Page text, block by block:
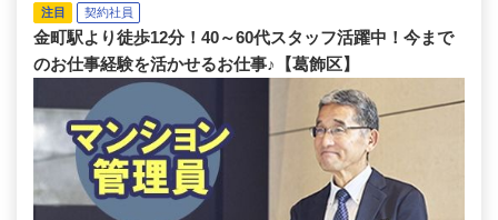
注目 契約社員
金町駅より徒歩12分！40～60代スタッフ活躍中！今まで
のお仕事経験を活かせるお仕事♪【葛飾区】